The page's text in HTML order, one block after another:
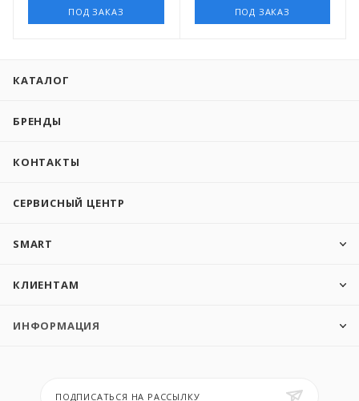
ПОД ЗАКАЗ ПОД ЗАКАЗ
КАТАЛОГ
БРЕНДЫ
КОНТАКТЫ
СЕРВИСНЫЙ ЦЕНТР
SMART
КЛИЕНТАМ
ИНФОРМАЦИЯ
ПОДПИСАТЬСЯ НА РАССЫЛКУ